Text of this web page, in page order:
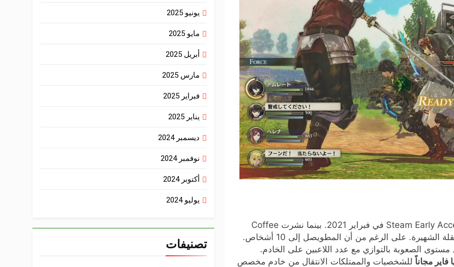
حققت نجاحًا كبيرًا منذ الإصدار الأولي على منصة Steam Early Access في فبراير 2021. بينما نشرت Coffee
Stain Studios لعبة، طورت Iron Gate اللعبة المستقلة الشهيرة. على الرغم من أن المطويصل إلى 10 أشخاص.
الصعوبة بالتوازي مع عدد اللاعبين على الخادم.
للشخصيات والممتلكات الانتقال من خادم مخصص
يونيو 2025
مايو 2025
أبريل 2025
مارس 2025
فبراير 2025
يناير 2025
ديسمبر 2024
نوفمبر 2024
أكتوبر 2024
يوليو 2024
تصنيفات